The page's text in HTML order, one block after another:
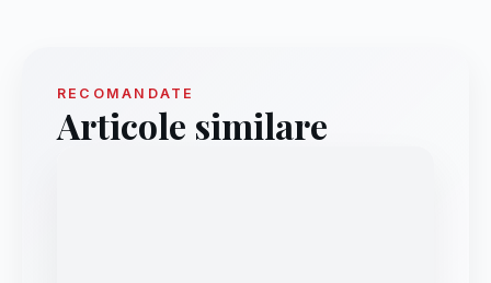
RECOMANDATE
Articole similare